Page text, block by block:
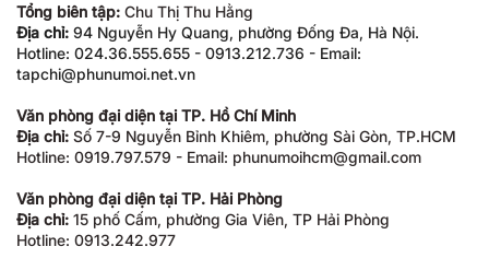
Tổng biên tập: Chu Thị Thu Hằng
Địa chỉ: 94 Nguyễn Hy Quang, phường Đống Đa, Hà Nội.
Hotline: 024.36.555.655 - 0913.212.736 - Email:
tapchi@phunumoi.net.vn
Văn phòng đại diện tại TP. Hồ Chí Minh
Địa chỉ: Số 7-9 Nguyễn Bỉnh Khiêm, phường Sài Gòn, TP.HCM
Hotline: 0919.797.579 - Email: phunumoihcm@gmail.com
Văn phòng đại diện tại TP. Hải Phòng
Địa chỉ: 15 phố Cấm, phường Gia Viên, TP Hải Phòng
Hotline: 0913.242.977